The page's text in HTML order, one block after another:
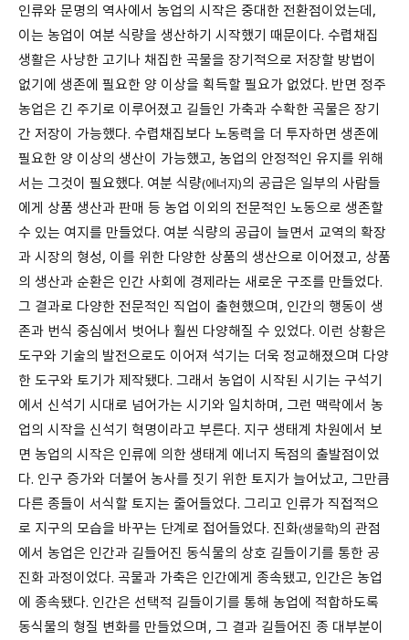
인류와 문명의 역사에서 농업의 시작은 중대한 전환점이었는데,
이는 농업이 여분 식량을 생산하기 시작했기 때문이다. 수렵채집
생활은 사냥한 고기나 채집한 곡물을 장기적으로 저장할 방법이
없기에 생존에 필요한 양 이상을 획득할 필요가 없었다. 반면 정주
농업은 긴 주기로 이루어졌고 길들인 가축과 수확한 곡물은 장기
간 저장이 가능했다. 수렵채집보다 노동력을 더 투자하면 생존에
필요한 양 이상의 생산이 가능했고, 농업의 안정적인 유지를 위해
서는 그것이 필요했다. 여분 식량(에너지)의 공급은 일부의 사람들
에게 상품 생산과 판매 등 농업 이외의 전문적인 노동으로 생존할
수 있는 여지를 만들었다. 여분 식량의 공급이 늘면서 교역의 확장
과 시장의 형성, 이를 위한 다양한 상품의 생산으로 이어졌고, 상품
의 생산과 순환은 인간 사회에 경제라는 새로운 구조를 만들었다.
그 결과로 다양한 전문적인 직업이 출현했으며, 인간의 행동이 생
존과 번식 중심에서 벗어나 훨씬 다양해질 수 있었다. 이런 상황은
도구와 기술의 발전으로도 이어져 석기는 더욱 정교해졌으며 다양
한 도구와 토기가 제작됐다. 그래서 농업이 시작된 시기는 구석기
에서 신석기 시대로 넘어가는 시기와 일치하며, 그런 맥락에서 농
업의 시작을 신석기 혁명이라고 부른다. 지구 생태계 차원에서 보
면 농업의 시작은 인류에 의한 생태계 에너지 독점의 출발점이었
다. 인구 증가와 더불어 농사를 짓기 위한 토지가 늘어났고, 그만큼
다른 종들이 서식할 토지는 줄어들었다. 그리고 인류가 직접적으
로 지구의 모습을 바꾸는 단계로 접어들었다. 진화(생물학)의 관점
에서 농업은 인간과 길들어진 동식물의 상호 길들이기를 통한 공
진화 과정이었다. 곡물과 가축은 인간에게 종속됐고, 인간은 농업
에 종속됐다. 인간은 선택적 길들이기를 통해 농업에 적합하도록
동식물의 형질 변화를 만들었으며, 그 결과 길들어진 종 대부분이